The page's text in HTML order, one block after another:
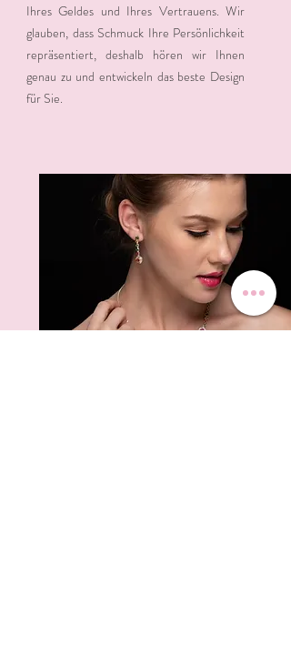
Ihres Geldes und Ihres Vertrauens. Wir
glauben, dass Schmuck Ihre Persönlichkeit
repräsentiert, deshalb hören wir Ihnen
genau zu und entwickeln das beste Design
für Sie.